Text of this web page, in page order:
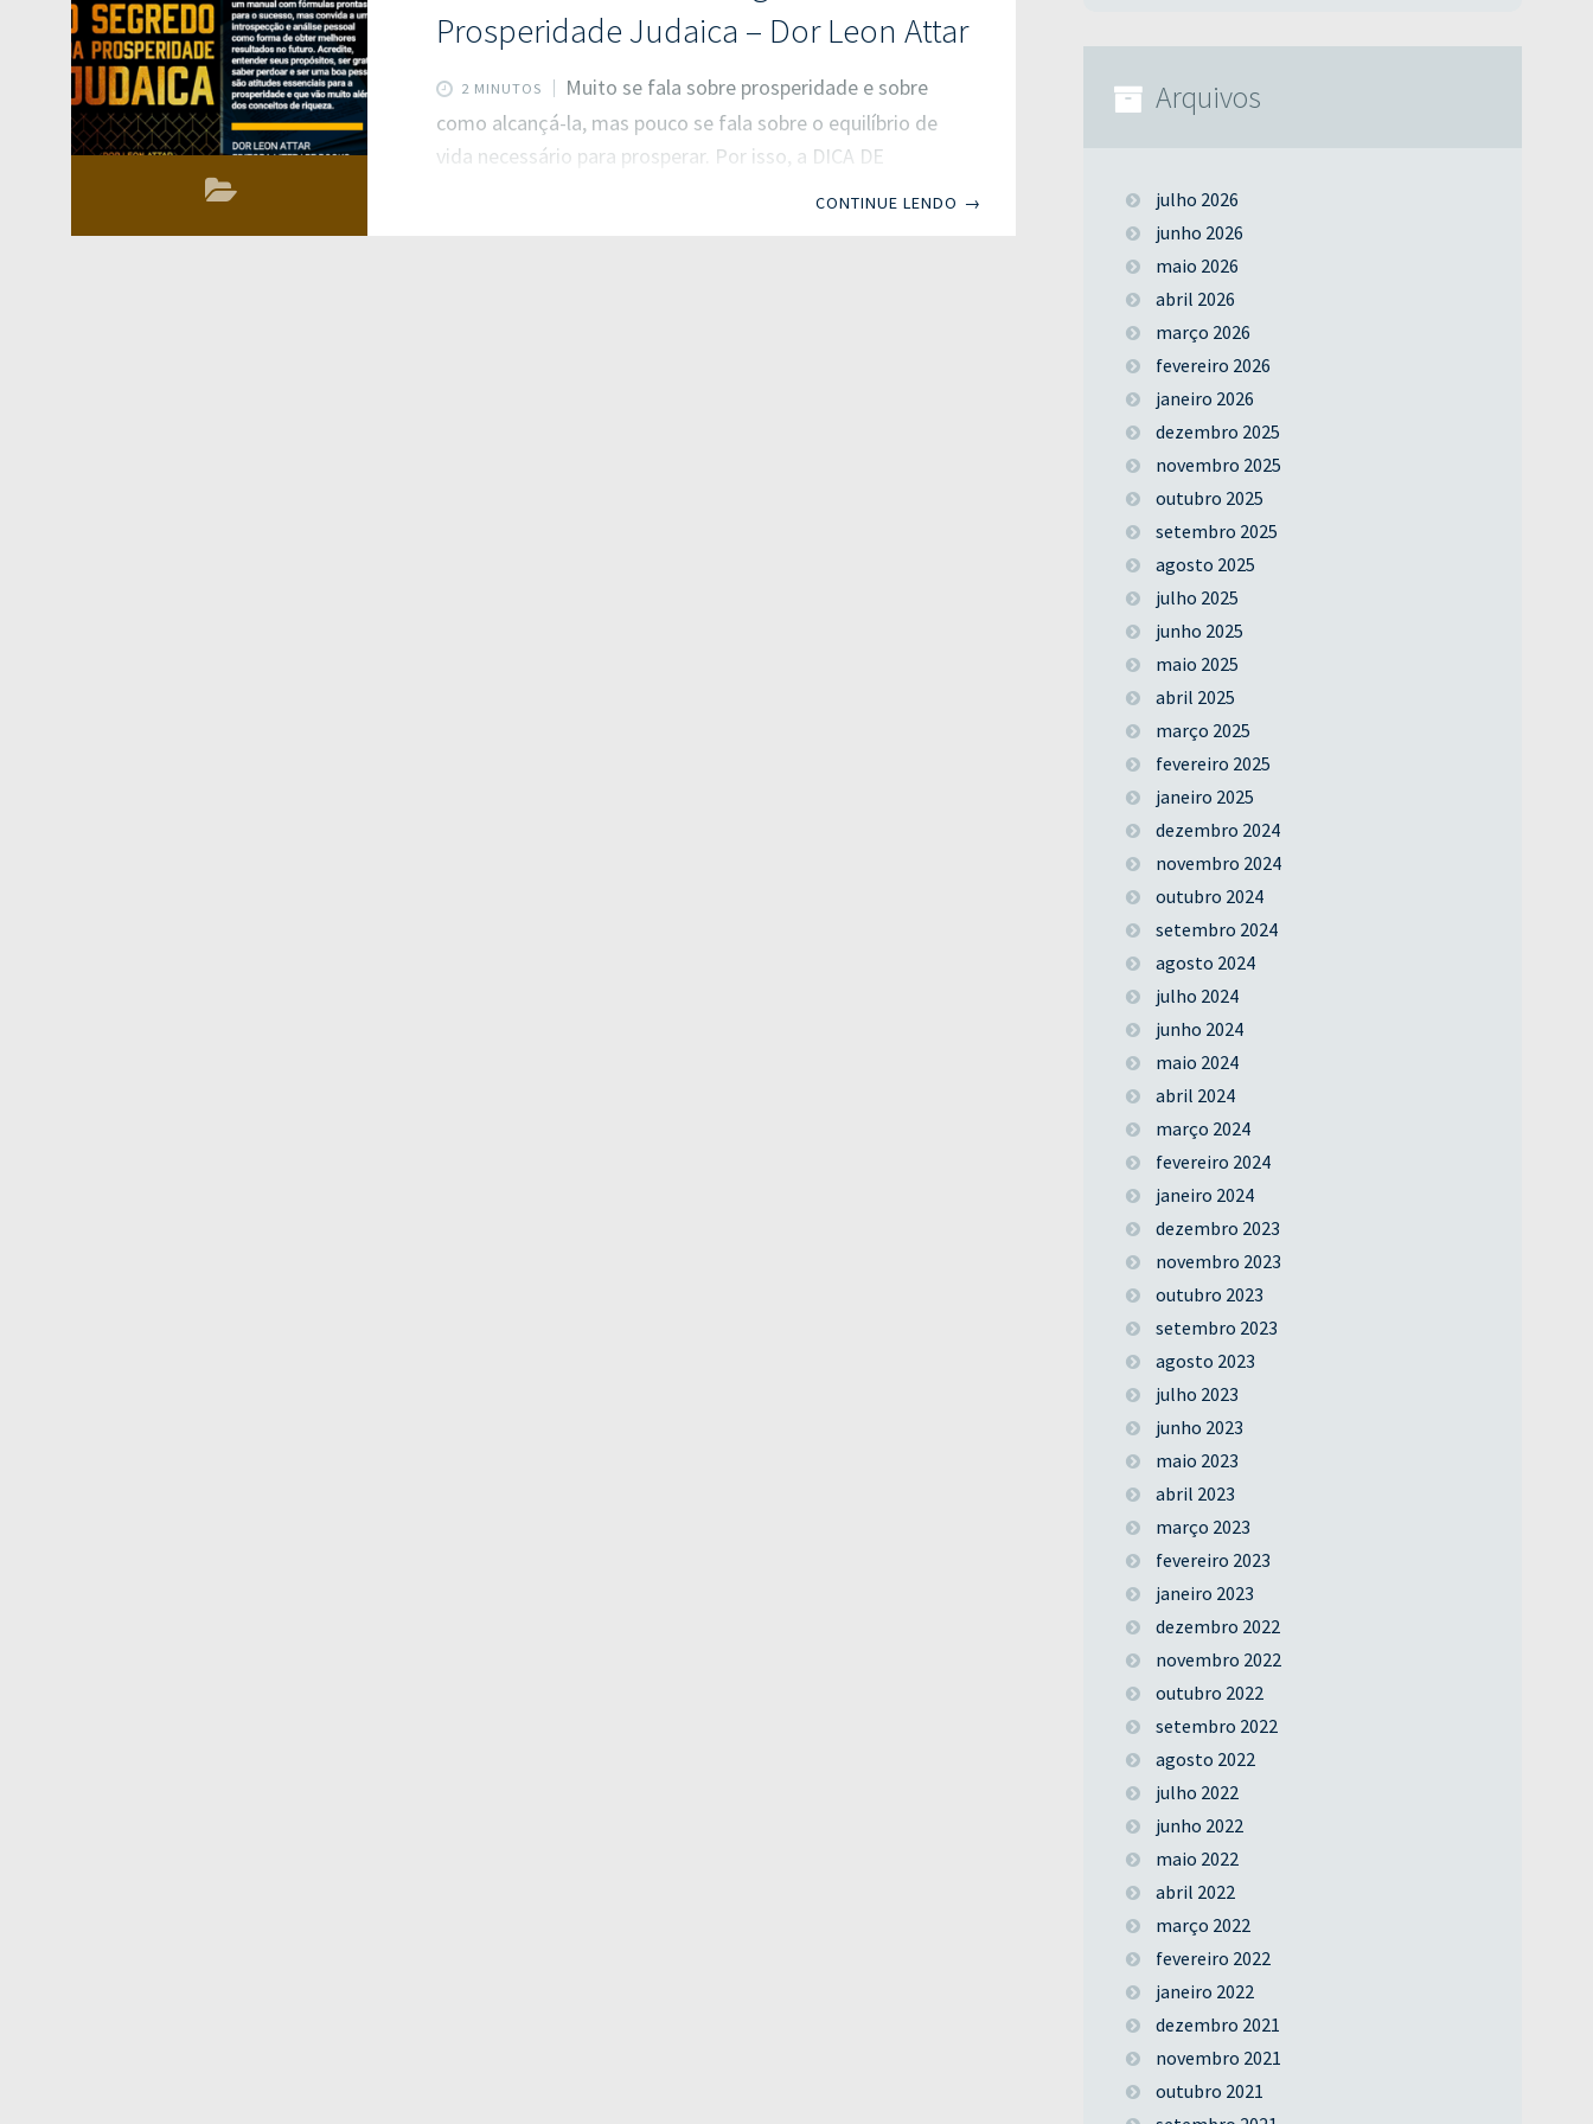
Prosperidade Judaica – Dor Leon Attar
2 MINUTOS
Muito se fala sobre prosperidade e sobre
como alcançá-la, mas pouco se fala sobre o equilíbrio de
vida necessário para prosperar. Por isso, a DICA DE
CONTINUE LENDO →
Arquivos
julho 2026
junho 2026
maio 2026
abril 2026
março 2026
fevereiro 2026
janeiro 2026
dezembro 2025
novembro 2025
outubro 2025
setembro 2025
agosto 2025
julho 2025
junho 2025
maio 2025
abril 2025
março 2025
fevereiro 2025
janeiro 2025
dezembro 2024
novembro 2024
outubro 2024
setembro 2024
agosto 2024
julho 2024
junho 2024
maio 2024
abril 2024
março 2024
fevereiro 2024
janeiro 2024
dezembro 2023
novembro 2023
outubro 2023
setembro 2023
agosto 2023
julho 2023
junho 2023
maio 2023
abril 2023
março 2023
fevereiro 2023
janeiro 2023
dezembro 2022
novembro 2022
outubro 2022
setembro 2022
agosto 2022
julho 2022
junho 2022
maio 2022
abril 2022
março 2022
fevereiro 2022
janeiro 2022
dezembro 2021
novembro 2021
outubro 2021